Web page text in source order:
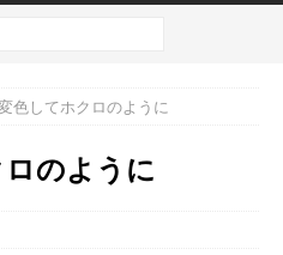
色してホクロのように
のように